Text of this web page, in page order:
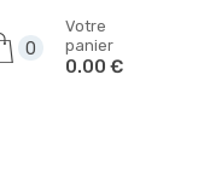
0
Votre
panier
0.00 €